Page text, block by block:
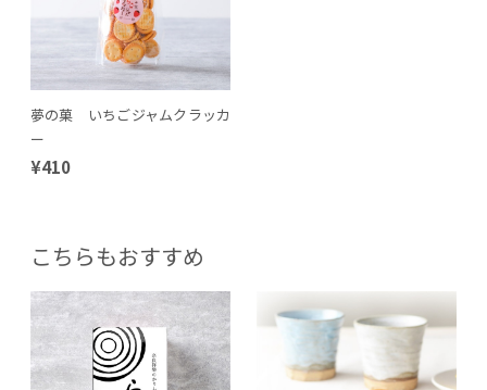
夢の菓 いちごジャムクラッカ
ー
¥410
こちらもおすすめ